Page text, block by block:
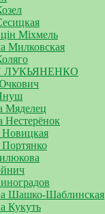
Міхмель
Милковская
ЛУКЬЯНЕНКО
Мяделец
Нестерёнок
Новицкая
Портянко
Шашко-Шаблинская
Кукуть